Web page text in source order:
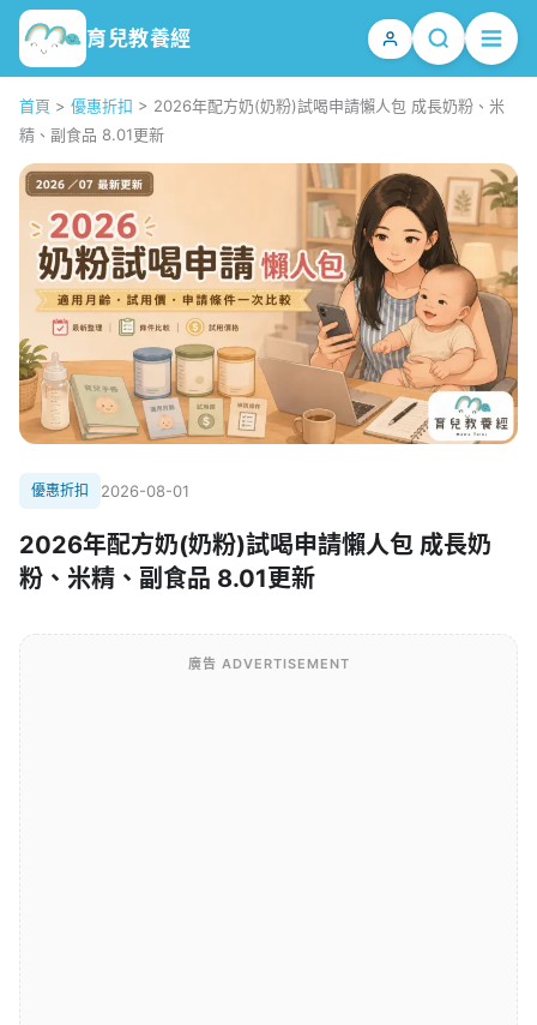
育兒教養經
首頁 > 優惠折扣 > 2026年配方奶(奶粉)試喝申請懶人包 成長奶粉、米
精、副食品 8.01更新
優惠折扣 2026-08-01
2026年配方奶(奶粉)試喝申請懶人包 成長奶
粉、米精、副食品 8.01更新
廣告 ADVERTISEMENT